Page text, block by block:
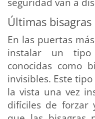
Últimas
En las puertas
instalar un tipo
conocidas como
invisibles. Este
la vista una vez
difíciles de forzar